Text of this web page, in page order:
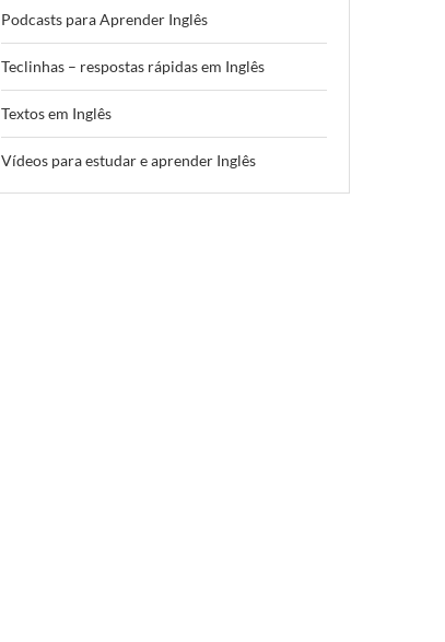
Podcasts para Aprender Inglês
Teclinhas – respostas rápidas em Inglês
Textos em Inglês
Vídeos para estudar e aprender Inglês